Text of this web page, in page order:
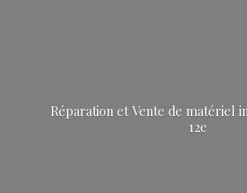
Réparation et Vente de matériel
12e